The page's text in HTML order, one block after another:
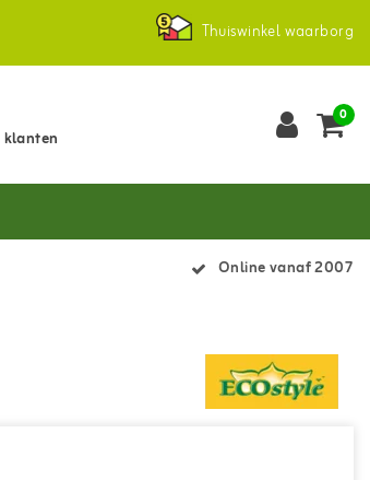
Thuiswinkel waarborg
klanten
0
Online vanaf 2007